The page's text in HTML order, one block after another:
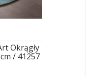
Okrągły
/ 41257